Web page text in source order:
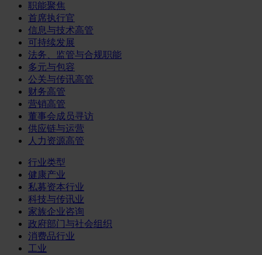
职能聚焦
首席执行官
信息与技术高管
可持续发展
法务、监管与合规职能
多元与包容
公关与传讯高管
财务高管
营销高管
董事会成员寻访
供应链与运营
人力资源高管
行业类型
健康产业
私募资本行业
科技与传讯业
家族企业咨询
政府部门与社会组织
消费品行业
工业